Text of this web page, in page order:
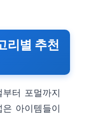
리별 추천
터 포멀까지
아이템들이